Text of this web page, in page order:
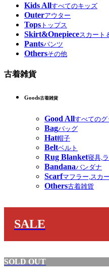
Kids Allすべてのキッズ
Outerアウター
Tops トップス
Skirt&Onepieceスカート
Pantsパンツ
Othersその他
古着雑貨
Goods古着雑貨
Good Allすべてのグ
Bagバッグ
Hat帽子
Beltベルト
Rug Blanket寝具,
Bandanaバンダナ
Scarfマフラー,スカ
Others古着雑貨
SALE
SOLD OUT